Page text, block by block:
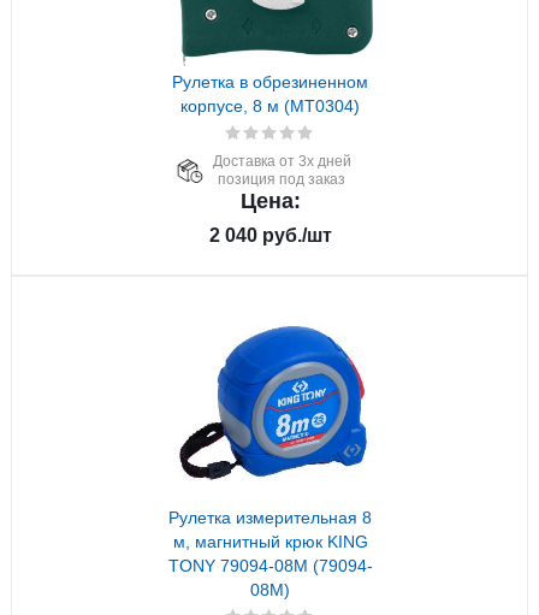
Рулетка в обрезиненном
корпусе, 8 м (MT0304)
Доставка от 3х дней
позиция под заказ
Цена:
2 040руб./шт
Рулетка измерительная 8
м, магнитный крюк KING
TONY 79094-08M (79094-
08M)